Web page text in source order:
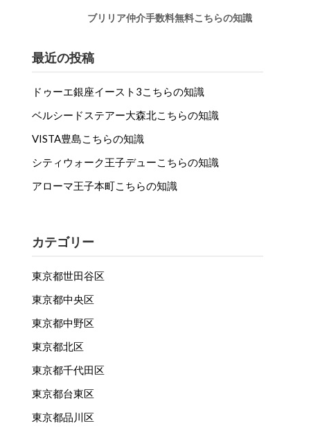
ブリリア仲介手数料無料こちらの知識
最近の投稿
ドゥーエ銀座イースト3こちらの知識
ベルシードステアー大森北こちらの知識
VISTA豊島こちらの知識
シティウォーク王子デューこちらの知識
アローマ王子本町こちらの知識
カテゴリー
東京都世田谷区
東京都中央区
東京都中野区
東京都北区
東京都千代田区
東京都台東区
東京都品川区